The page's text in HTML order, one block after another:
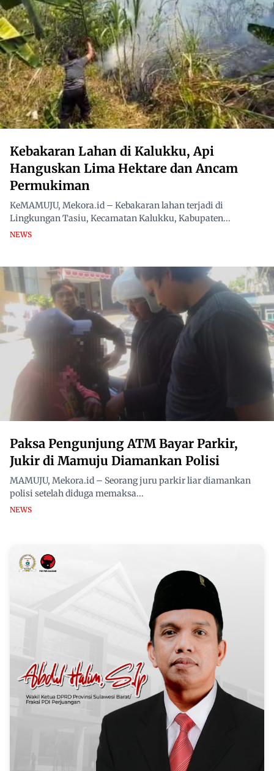
Kebakaran Lahan di Kalukku, Api
Hanguskan Lima Hektare dan Ancam
Permukiman
KeMAMUJU, Mekora.id – Kebakaran lahan terjadi di
Lingkungan Tasiu, Kecamatan Kalukku, Kabupaten...
NEWS
Paksa Pengunjung ATM Bayar Parkir,
Jukir di Mamuju Diamankan Polisi
MAMUJU, Mekora.id – Seorang juru parkir liar diamankan
polisi setelah diduga memaksa...
NEWS